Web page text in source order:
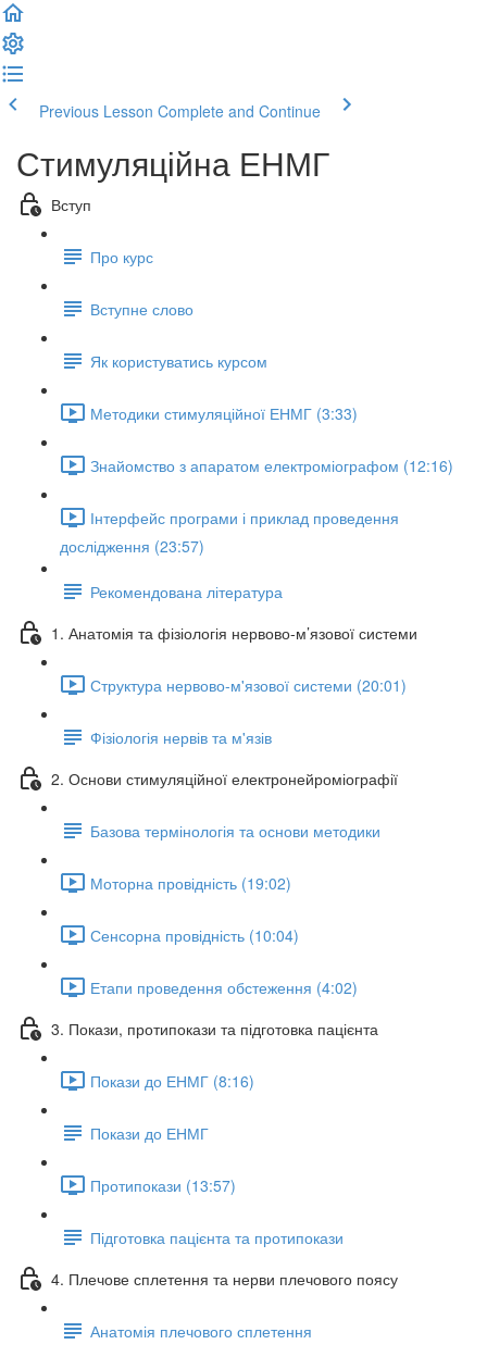
Previous Lesson Complete and Continue
Стимуляційна ЕНМГ
Вступ
Про курс
Вступне слово
Як користуватись курсом
Методики стимуляційної ЕНМГ (3:33)
Знайомство з апаратом електроміографом (12:16)
Інтерфейс програми і приклад проведення
дослідження (23:57)
Рекомендована література
1. Анатомія та фізіологія нервово-м’язової системи
Структура нервово-м'язової системи (20:01)
Фізіологія нервів та м'язів
2. Основи стимуляційної електронейроміографії
Базова термінологія та основи методики
Моторна провідність (19:02)
Сенсорна провідність (10:04)
Етапи проведення обстеження (4:02)
3. Покази, протипокази та підготовка пацієнта
Покази до ЕНМГ (8:16)
Покази до ЕНМГ
Протипокази (13:57)
Підготовка пацієнта та протипокази
4. Плечове сплетення та нерви плечового поясу
Анатомія плечового сплетення